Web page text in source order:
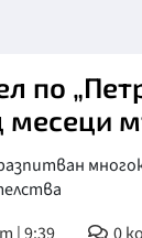
по
месеци